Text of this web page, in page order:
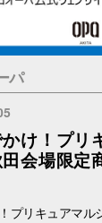
パ
かけ！プリ
会場限定